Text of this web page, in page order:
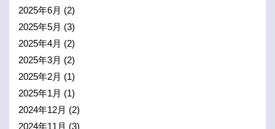
2025年6月 (2)
2025年5月 (3)
2025年4月 (2)
2025年3月 (2)
2025年2月 (1)
2025年1月 (1)
2024年12月 (2)
2024年11月 (3)